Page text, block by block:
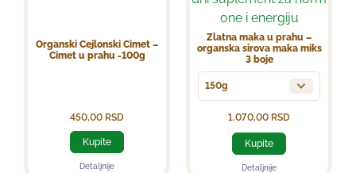
Organski Cejlonski Cimet –
Cimet u prahu -100g
450,00 RSD
Kupite
Detaljnije
Zlatna maka u prahu –
organska sirova maka miks
3 boje
150g
1.070,00 RSD
Kupite
Detaljnije